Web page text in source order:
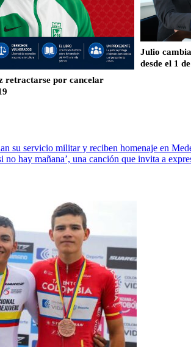
retractarse por cancelar
Julio
desde el 1
su servicio militar y reciben homenaje en
no hay mañana’, una canción que invita a